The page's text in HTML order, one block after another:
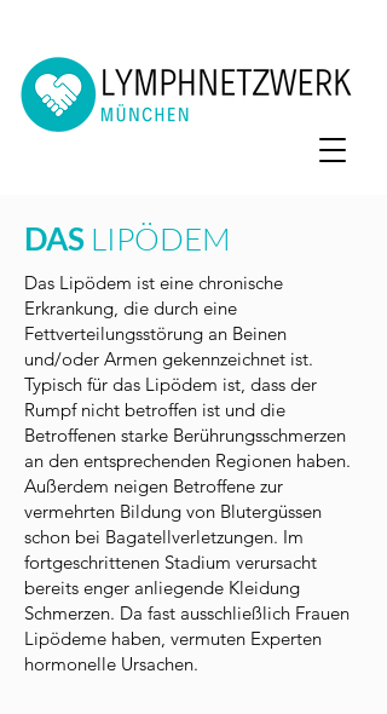
DAS LIPÖDEM
Das Lipödem ist eine chronische
Erkrankung, die durch eine
Fettverteilungsstörung an Beinen
und/oder Armen gekennzeichnet ist.
Typisch für das Lipödem ist, dass der
Rumpf nicht betroffen ist und die
Betroffenen starke Berührungsschmerzen
an den entsprechenden Regionen haben.
Außerdem neigen Betroffene zur
vermehrten Bildung von Blutergüssen
schon bei Bagatellverletzungen. Im
fortgeschrittenen Stadium verursacht
bereits enger anliegende Kleidung
Schmerzen. Da fast ausschließlich Frauen
Lipödeme haben, vermuten Experten
hormonelle Ursachen.